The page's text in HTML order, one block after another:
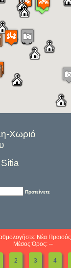
Χωριό
Προτείνετε
Νέα Πραισός
Μέσος Όρος: --
2 3 4